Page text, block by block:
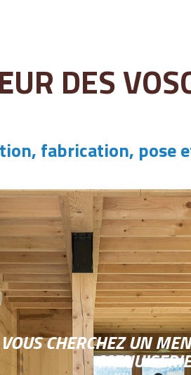
DES
fabrication, pose
VOUS CHERCHEZ UN